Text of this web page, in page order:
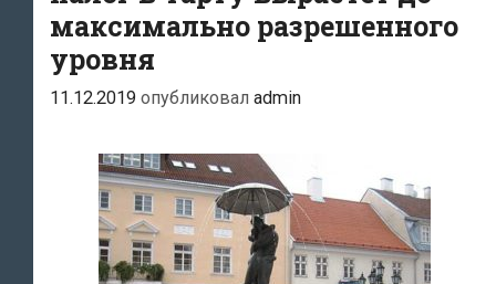
максимально разрешенного
уровня
11.12.2019 опубликовал admin